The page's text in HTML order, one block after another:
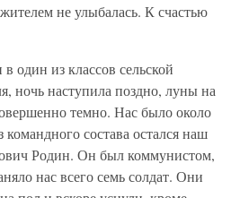
не улыбалась. К счастью
один из классов сельской
ночь наступила поздно, луны на
темно. Нас было около
командного состава остался наш
Родин. Он был коммунистом,
нас всего семь солдат. Они